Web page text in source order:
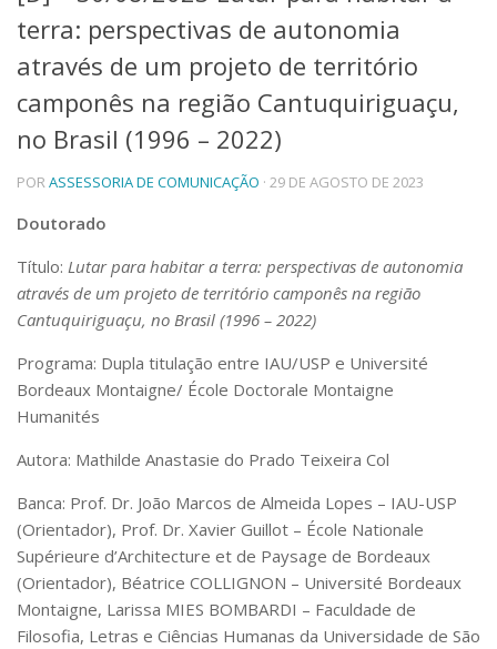
Telefones e Mapas
Pessoas
Ensino
Graduação
Pós-Graduação
Educação a distância
Cursos de Extensão
Pesquisa e Inovação
Centros, Núcleos e Projetos em Rede
Pós-doutorado
Iniciação Científica
Empresas Juniores
Extensão à Comunidade
Projetos, Programas e Cursos
Artes, Cultura e Esportes
Serviços
Bibliotecas
Apoio ao Estudante
Segurança, Trânsito e Prevenção
RH, Administrativo e Financeiro
Outros serviços
terra: perspectivas de autonomia
através de um projeto de território
camponês na região Cantuquiriguaçu,
no Brasil (1996 – 2022)
PORASSESSORIA DE COMUNICAÇÃO · 29 DE AGOSTO DE 2023
Doutorado
Título: Lutar para habitar a terra: perspectivas de autonomia
através de um projeto de território camponês na região
Cantuquiriguaçu, no Brasil (1996 – 2022)
Programa: Dupla titulação entre IAU/USP e Université
Bordeaux Montaigne/ École Doctorale Montaigne
Humanités
Autora: Mathilde Anastasie do Prado Teixeira Col
Banca: Prof. Dr. João Marcos de Almeida Lopes – IAU-USP
(Orientador), Prof. Dr. Xavier Guillot – École Nationale
Supérieure d’Architecture et de Paysage de Bordeaux
(Orientador), Béatrice COLLIGNON – Université Bordeaux
Montaigne, Larissa MIES BOMBARDI – Faculdade de
Filosofia, Letras e Ciências Humanas da Universidade de São